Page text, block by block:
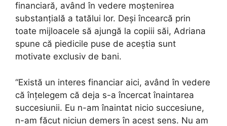
financiară, având în vedere moștenirea
substanțială a tatălui lor. Deși încearcă prin
toate mijloacele să ajungă la copiii săi, Adriana
spune că piedicile puse de aceștia sunt
motivate exclusiv de bani.
“Există un interes financiar aici, având în vedere
că înțelegem că deja s-a încercat înaintarea
succesiunii. Eu n-am înaintat nicio succesiune,
n-am făcut niciun demers în acest sens. Nu am